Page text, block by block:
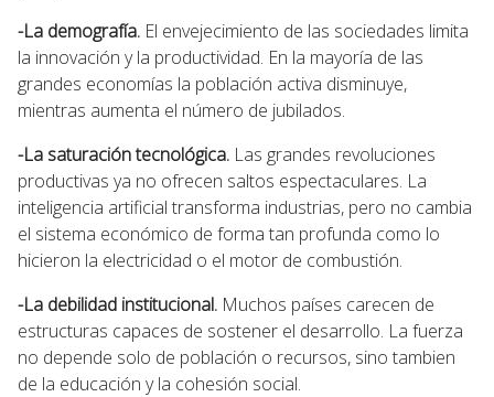
-La demografía. El envejecimiento de las sociedades limita
la innovación y la productividad. En la mayoría de las
grandes economías la población activa disminuye,
mientras aumenta el número de jubilados.
-La saturación tecnológica. Las grandes revoluciones
productivas ya no ofrecen saltos espectaculares. La
inteligencia artificial transforma industrias, pero no cambia
el sistema económico de forma tan profunda como lo
hicieron la electricidad o el motor de combustión.
-La debilidad institucional. Muchos países carecen de
estructuras capaces de sostener el desarrollo. La fuerza
no depende solo de población o recursos, sino tambien
de la educación y la cohesión social.